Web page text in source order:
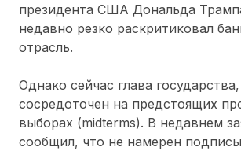
президента США Дональда
недавно резко раскритиковал
отрасль.
Однако сейчас глава
сосредоточен на предстоящих
выборах (midterms). В недавнем
сообщил, что не намерен